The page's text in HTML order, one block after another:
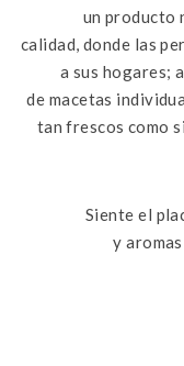
un producto
calidad, donde las
a sus hogares;
de macetas
tan frescos como
Siente el
y